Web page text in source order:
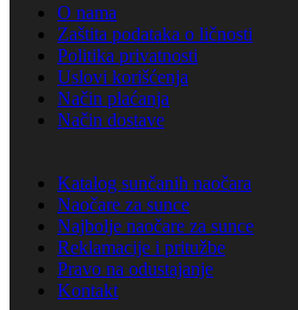
O nama
Zaštita podataka o ličnosti
Politika privatnosti
Uslovi korišćenja
Način plaćanja
Način dostave
Katalog sunčanih naočara
Naočare za sunce
Najbolje naočare za sunce
Reklamacije i pritužbe
Pravo na odustajanje
Kontakt